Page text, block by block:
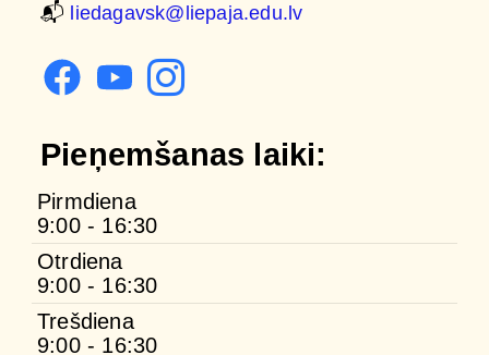
📬 liedagavsk@liepaja.edu.lv
Pieņemšanas laiki:
Pirmdiena
9:00 - 16:30
Otrdiena
9:00 - 16:30
Trešdiena
9:00 - 16:30